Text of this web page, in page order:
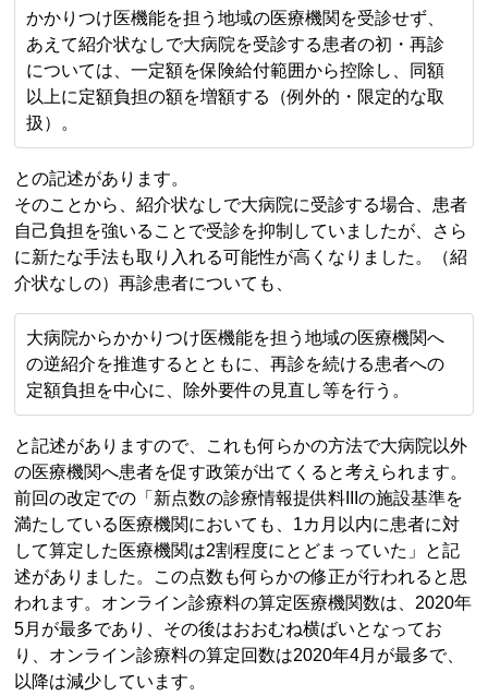
かかりつけ医機能を担う地域の医療機関を受診せず、
あえて紹介状なしで大病院を受診する患者の初・再診
については、一定額を保険給付範囲から控除し、同額
以上に定額負担の額を増額する（例外的・限定的な取
扱）。
との記述があります。
そのことから、紹介状なしで大病院に受診する場合、患者
自己負担を強いることで受診を抑制していましたが、さら
に新たな手法も取り入れる可能性が高くなりました。（紹
介状なしの）再診患者についても、
大病院からかかりつけ医機能を担う地域の医療機関へ
の逆紹介を推進するとともに、再診を続ける患者への
定額負担を中心に、除外要件の見直し等を行う。
と記述がありますので、これも何らかの方法で大病院以外
の医療機関へ患者を促す政策が出てくると考えられます。
前回の改定での「新点数の診療情報提供料IIIの施設基準を
満たしている医療機関においても、1カ月以内に患者に対
して算定した医療機関は2割程度にとどまっていた」と記
述がありました。この点数も何らかの修正が行われると思
われます。オンライン診療料の算定医療機関数は、2020年
5月が最多であり、その後はおおむね横ばいとなってお
り、オンライン診療料の算定回数は2020年4月が最多で、
以降は減少しています。